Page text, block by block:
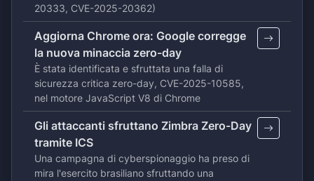
20333, CVE-2025-20362)
Aggiorna Chrome ora: Google corregge
la nuova minaccia zero-day
È stata identificata e sfruttata una falla di
sicurezza critica zero-day, CVE-2025-10585,
nel motore JavaScript V8 di Chrome
Gli attaccanti sfruttano Zimbra Zero-Day
tramite ICS
Una campagna di cyberspionaggio ha preso di
mira l'esercito brasiliano sfruttando una